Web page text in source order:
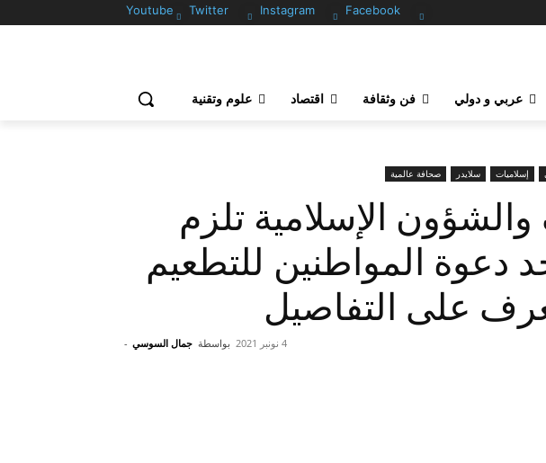
Facebook
Instagram
Twitter
Youtube
عربي و دولي فن وثقافة اقتصاد علوم وتقنية
إسلاميات سلايدر صحافة عالمية
والشؤون الإسلامية تلزم
دعوة المواطنين للتطعيم
على التفاصيل
بواسطة جمال السوسي - 4 نونبر 2021